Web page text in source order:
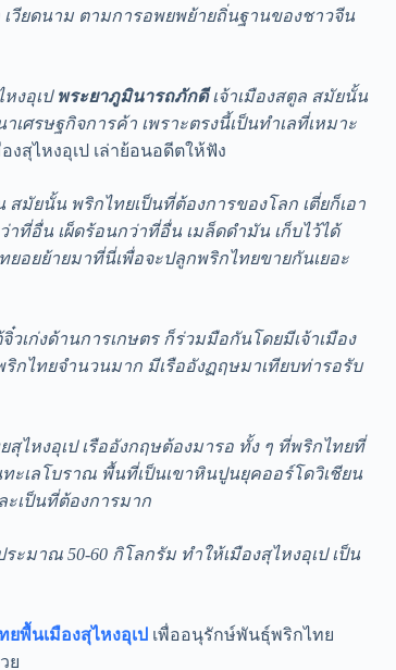
เวียดนาม ตามการอพยพย้ายถิ่นฐานของชาวจีน
งอุเป พระยาภูมินารถภักดีเจ้าเมืองสตูล สมัยนั้น
รษฐกิจการค้า เพราะตรงนี้เป็นทำเลที่เหมาะ
สุไหงอุเป เล่าย้อนอดีตให้ฟัง
มัยนั้น พริกไทยเป็นที่ต้องการของโลก เตี่ยก็เอา
อื่น เผ็ดร้อนกว่าที่อื่น เมล็ดดำมัน เก็บไว้ได้
อยย้ายมาที่นี่เพื่อจะปลูกพริกไทยขายกันเยอะ
เก่งด้านการเกษตร ก็ร่วมมือกันโดยมีเจ้าเมือง
กไทยจำนวนมาก มีเรืออังฏฤษมาเทียบท่ารอรับ
ไหงอุเป เรืออังกฤษต้องมารอ ทั้ง ๆ ที่พริกไทยที่
เลโบราณ​ พื้นที่เป็นเขาหินปูนยุคออร์โดวิเชียน
ะเป็นที่ต้องการมาก
ะมาณ 50-60 กิโลกรัม ทำให้เมืองสุไหงอุเป เป็น
พื้นเมืองสุไหงอุเป เพื่ออนุรักษ์พันธุ์พริกไทย
ย